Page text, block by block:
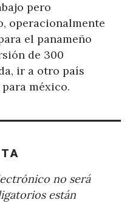
pero
operacionalmente
el panameño
de 300
ir a otro país
méxico.
no será
están